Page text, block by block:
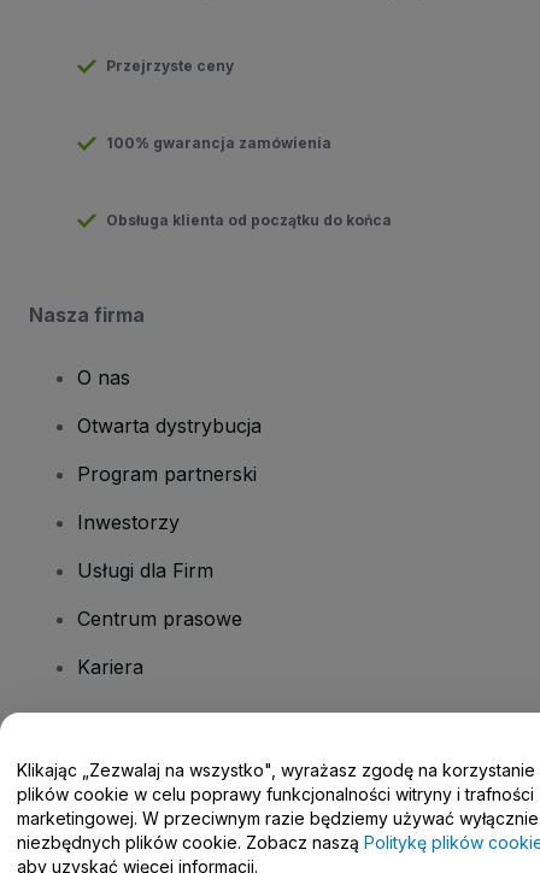
Przejrzyste ceny
100% gwarancja zamówienia
Obsługa klienta od początku do końca
Nasza firma
O nas
Otwarta dystrybucja
Program partnerski
Inwestorzy
Usługi dla Firm
Centrum prasowe
Kariera
Centrum pomocy / Skontaktuj się z nami
Klikając „Zezwalaj na wszystko", wyrażasz zgodę na korzystanie
plików cookie w celu poprawy funkcjonalności witryny i trafności
marketingowej. W przeciwnym razie będziemy używać wyłącznie
niezbędnych plików cookie. Zobacz naszą Politykę plików
aby uzyskać więcej informacji.